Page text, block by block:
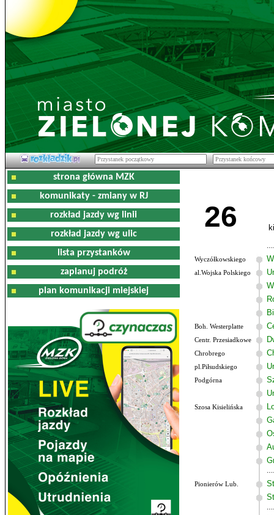
strona główna MZK
komunikaty - zmiany w RJ
rozkład jazdy wg linii
rozkład jazdy wg ulic
lista przystanków
zaplanuj podróż
plan komunikacji miejskiej
26
Wyczółkowskiego
al.Wojska Polskiego
Boh. Westerplatte
Centr. Przesiadkowe
Chrobrego
pl.Piłsudskiego
Podgórna
Szosa Kisielińska
Pionierów Lub.